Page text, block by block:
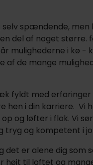
selv spændende, men
del af noget større.
mulighederne i kø -
de mange
fyldt med erfaringer
hen i din karriere. Vi
og løfter i flok. Vi
tryg og kompetent i
det er alene dig
højt til loftet og